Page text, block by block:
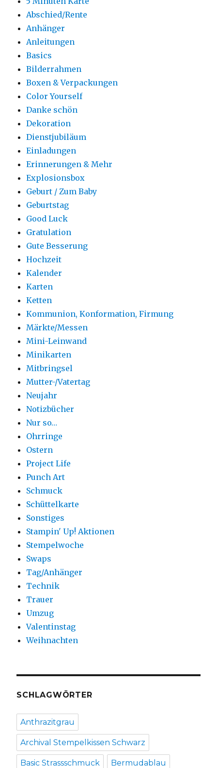
Abschied/Rente
Anhänger
Anleitungen
Basics
Bilderrahmen
Boxen & Verpackungen
Color Yourself
Danke schön
Dekoration
Dienstjubiläum
Einladungen
Erinnerungen & Mehr
Explosionsbox
Geburt / Zum Baby
Geburtstag
Good Luck
Gratulation
Gute Besserung
Hochzeit
Kalender
Karten
Ketten
Kommunion, Konformation, Firmung
Märkte/Messen
Mini-Leinwand
Minikarten
Mitbringsel
Mutter-/Vatertag
Neujahr
Notizbücher
Nur so…
Ohrringe
Ostern
Project Life
Punch Art
Schmuck
Schüttelkarte
Sonstiges
Stampin' Up! Aktionen
Stempelwoche
Swaps
Tag/Anhänger
Technik
Trauer
Umzug
Valentinstag
Weihnachten
SCHLAGWÖRTER
Anthrazitgrau
Archival Stempelkissen Schwarz
Basic Strassschmuck Bermudablau